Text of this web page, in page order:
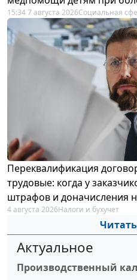
15:34 7 августа 2026Социальная
Переквалификация
трудовые: когда у
штрафов и доначисления
4 августа 2026Налоги и бухучет
Актуальное
Производственный